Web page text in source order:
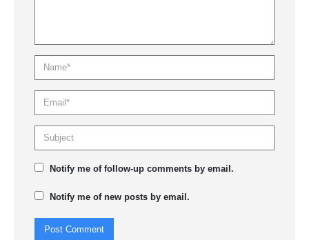
Notify me of follow-up comments by email.
Notify me of new posts by email.